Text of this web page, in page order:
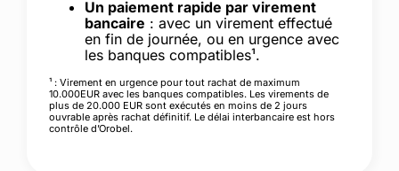
Un paiement rapide par virement
bancaire : avec un virement effectué
en fin de journée, ou en urgence avec
les banques compatibles¹.
¹ : Virement en urgence pour tout rachat de maximum
10.000EUR avec les banques compatibles. Les virements de
plus de 20.000 EUR sont exécutés en moins de 2 jours
ouvrable après rachat définitif. Le délai interbancaire est hors
contrôle d’Orobel.